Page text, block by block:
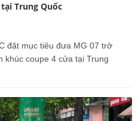
Trung Quốc
đặt mục tiêu đưa MG 07 trở
khúc coupe 4 cửa tại Trung